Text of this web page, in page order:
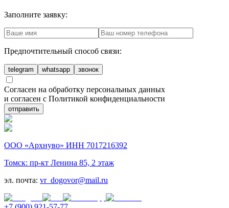
Заполните заявку:
Предпочтительный способ связи:
telegram whatsapp звонок
Согласен на обработку персональных данных
и согласен с Политикой конфиденциальности
отправить
ООО «Архнуво» ИНН 7017216392
Томск: пр-кт Ленина 85, 2 этаж
эл. почта: vr_dogovor@mail.ru